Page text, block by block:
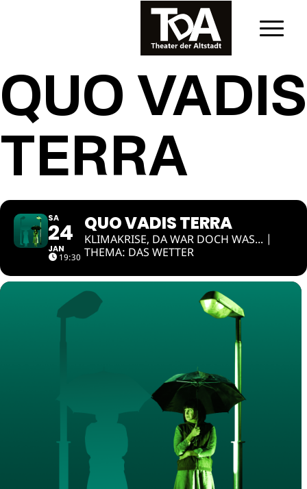
QUO VADIS
TERRA
SA
24
JAN
19:30
QUO VADIS TERRA
KLIMAKRISE, DA WAR DOCH WAS... |
THEMA: DAS WETTER